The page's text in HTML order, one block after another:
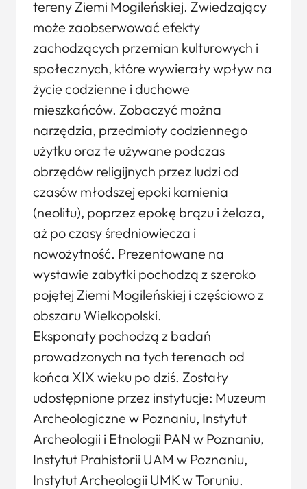
tereny Ziemi Mogileńskiej. Zwiedzający
może zaobserwować efekty
zachodzących przemian kulturowych i
społecznych, które wywierały wpływ na
życie codzienne i duchowe
mieszkańców. Zobaczyć można
narzędzia, przedmioty codziennego
użytku oraz te używane podczas
obrzędów religijnych przez ludzi od
czasów młodszej epoki kamienia
(neolitu), poprzez epokę brązu i żelaza,
aż po czasy średniowiecza i
nowożytność. Prezentowane na
wystawie zabytki pochodzą z szeroko
pojętej Ziemi Mogileńskiej i częściowo z
obszaru Wielkopolski.
Eksponaty pochodzą z badań
prowadzonych na tych terenach od
końca XIX wieku po dziś. Zostały
udostępnione przez instytucje: Muzeum
Archeologiczne w Poznaniu, Instytut
Archeologii i Etnologii PAN w Poznaniu,
Instytut Prahistorii UAM w Poznaniu,
Instytut Archeologii UMK w Toruniu.